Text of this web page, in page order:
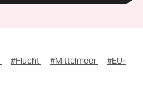
#Flucht #Mittelmeer
#EU-